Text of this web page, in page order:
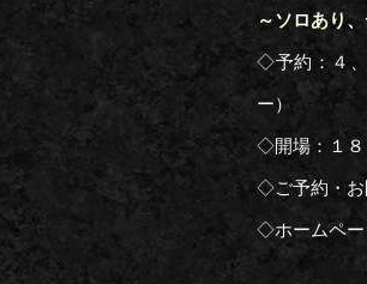
～ソロあり
◇予約：４
ー）
◇開場：１
◇ご予約・お
◇ホームペー